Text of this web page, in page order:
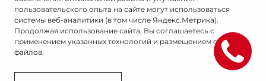
© 2026
© АВИЛОН
пользовательского опыта на сайте могут использоваться
системы веб-аналитики (в том числе Яндекс.Метрика).
Продолжая использование сайта, Вы соглашаетесь с
применением указанных технологий и размещением cookie-
файлов.